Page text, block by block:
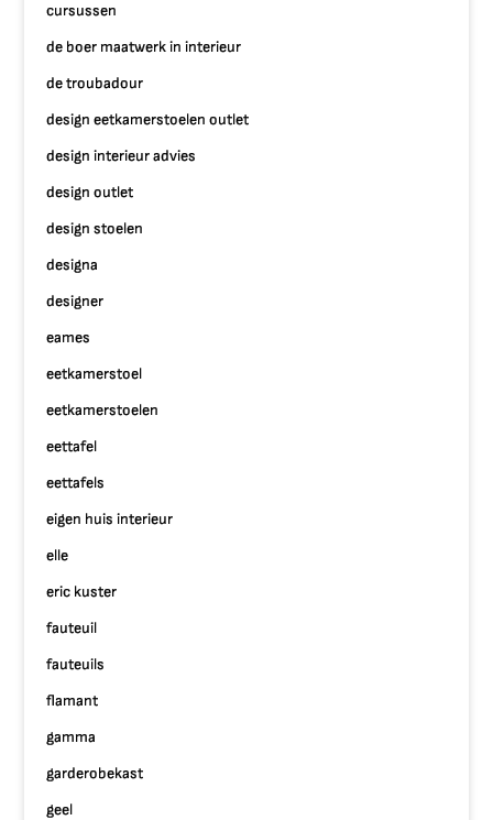
cursussen
de boer maatwerk in interieur
de troubadour
design eetkamerstoelen outlet
design interieur advies
design outlet
design stoelen
designa
designer
eames
eetkamerstoel
eetkamerstoelen
eettafel
eettafels
eigen huis interieur
elle
eric kuster
fauteuil
fauteuils
flamant
gamma
garderobekast
geel